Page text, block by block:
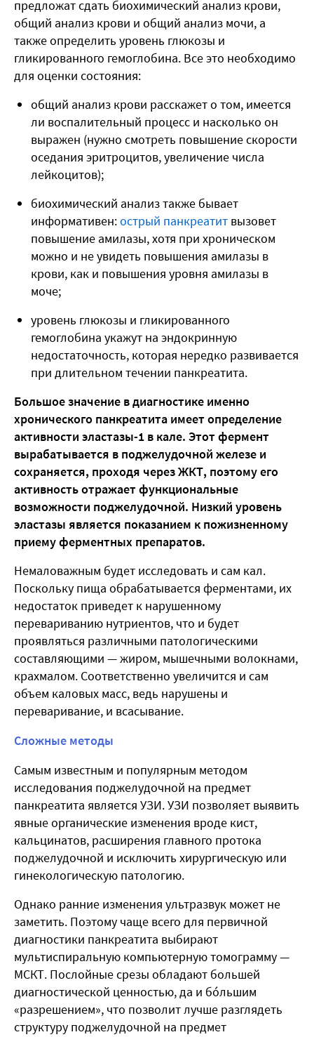
предложат сдать биохимический анализ крови,
общий анализ крови и общий анализ мочи, а
также определить уровень глюкозы и
гликированного гемоглобина. Все это необходимо
для оценки состояния:
общий анализ крови расскажет о том, имеется
ли воспалительный процесс и насколько он
выражен (нужно смотреть повышение скорости
оседания эритроцитов, увеличение числа
лейкоцитов);
биохимический анализ также бывает
информативен:острый панкреатит вызовет
повышение амилазы, хотя при хроническом
можно и не увидеть повышения амилазы в
крови, как и повышения уровня амилазы в
моче;
уровень глюкозы и гликированного
гемоглобина укажут на эндокринную
недостаточность, которая нередко развивается
при длительном течении панкреатита.
Большое значение в диагностике именно
хронического панкреатита имеет определение
активности эластазы-1 в кале. Этот фермент
вырабатывается в поджелудочной железе и
сохраняется, проходя через ЖКТ, поэтому его
активность отражает функциональные
возможности поджелудочной. Низкий уровень
эластазы является показанием к пожизненному
приему ферментных препаратов.
Немаловажным будет исследовать и сам кал.
Поскольку пища обрабатывается ферментами, их
недостаток приведет к нарушенному
перевариванию нутриентов, что и будет
проявляться различными патологическими
составляющими — жиром, мышечными волокнами,
крахмалом. Соответственно увеличится и сам
объем каловых масс, ведь нарушены и
переваривание, и всасывание.
Сложные методы
Самым известным и популярным методом
исследования поджелудочной на предмет
панкреатита является УЗИ. УЗИ позволяет выявить
явные органические изменения вроде кист,
кальцинатов, расширения главного протока
поджелудочной и исключить хирургическую или
гинекологическую патологию.
Однако ранние изменения ультразвук может не
заметить. Поэтому чаще всего для первичной
диагностики панкреатита выбирают
мультиспиральную компьютерную томограмму —
МСКТ. Послойные срезы обладают большей
диагностической ценностью, да и бóльшим
«разрешением», что позволит лучше разглядеть
структуру поджелудочной на предмет